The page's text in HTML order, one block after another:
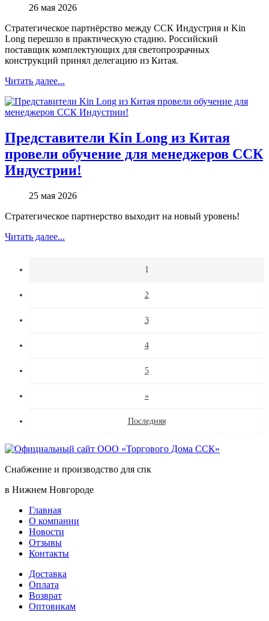
26 мая 2026
Стратегическое партнёрство между ССК Индустрия и Kin
Long перешло в практическую стадию. Российский
поставщик комплектующих для светопрозрачных
конструкций принял делегацию из Китая.
Читать далее...
Представители Kin Long из Китая
провели обучение для менеджеров ССК
Индустрии!
25 мая 2026
Стратегическое партнерство выходит на новый уровень!
Читать далее...
1
2
3
4
5
»
Последняя
Снабжение и производство для спк
в Нижнем Новгороде
Главная
О компании
Новости
Отзывы
Контакты
Доставка
Оплата
Возврат
Оптовикам